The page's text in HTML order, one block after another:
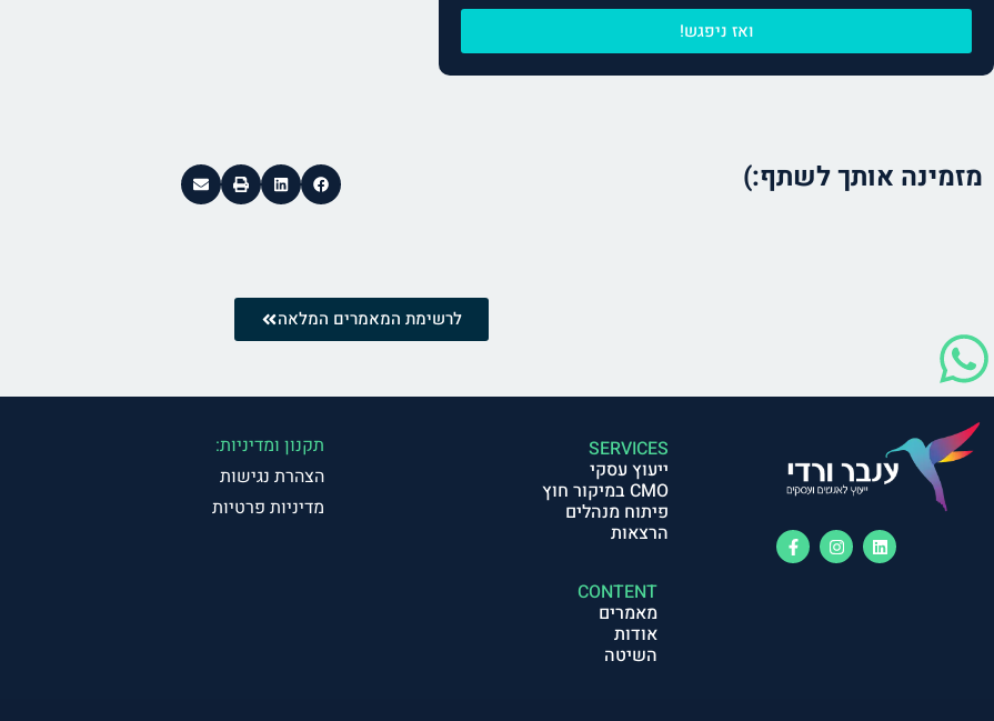
ואז ניפגש!
מזמינה אותך לשתף:)
לרשימת המאמרים המלאה
SERVICES
ייעוץ עסקי
CMO במיקור חוץ
פיתוח מנהלים
הרצאות
CONTENT
מאמרים
אודות
השיטה
תקנון ומדיניות:
הצהרת נגישות
מדיניות פרטיות